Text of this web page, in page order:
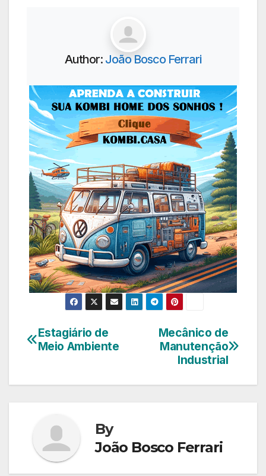
Author: João Bosco Ferrari
Navegação
Post
Mecânico de
Manutenção
Industrial
Estagiário de
Meio Ambiente
By
João Bosco Ferrari